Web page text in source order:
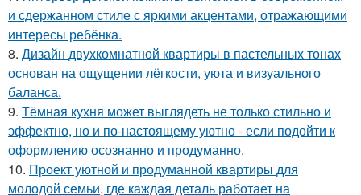
и сдержанном стиле с яркими акцентами, отражающими
интересы ребёнка.
8. Дизайн двухкомнатной квартиры в пастельных тонах
основан на ощущении лёгкости, уюта и визуального
баланса.
9. Тёмная кухня может выглядеть не только стильно и
эффектно, но и по-настоящему уютно - если подойти к
оформлению осознанно и продуманно.
10. Проект уютной и продуманной квартиры для
молодой семьи, где каждая деталь работает на